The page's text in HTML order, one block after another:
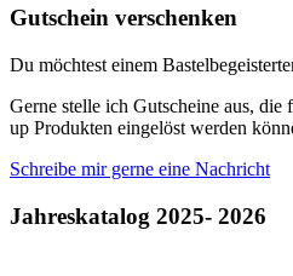
Gutschein verschenken
Du möchtest einem
Gerne stelle ich Gutscheine aus,
up Produkten eingelöst werden
Schreibe mir gerne eine Nachricht
Jahreskatalog 2025- 2026